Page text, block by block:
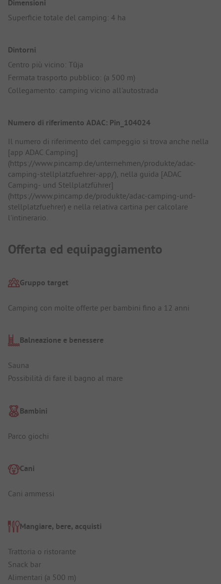
Dimensioni
Superficie totale del camping: 4 ha
Dintorni
Centro più vicino: Tūja
Fermata trasporto pubblico: (a 500 m)
Collegamento: camping vicino all'autostrada
Numero di riferimento ADAC: Pin_104024
Il numero di riferimento del campeggio si trova anche nella
[app ADAC Camping]
(https://www.pincamp.de/unternehmen/produkte/adac-
camping-stellplatzfuehrer-app/), nella guida [ADAC
Camping- und Stellplatzführer]
(https://www.pincamp.de/produkte/adac-camping-und-
stellplatzfuehrer) e nella relativa cartina per calcolare
l'intinerario.
Offerta ed equipaggiamento
Gruppo target
Camping con molte offerte per bambini fino a 12 anni
Balneazione e benessere
Sauna
Possibilità di fare il bagno al mare
Bambini
Parco giochi
Cani
Cani ammessi
Mangiare, bere, acquisti
Trattoria o ristorante
Snack bar
Alimentari (a 500 m)